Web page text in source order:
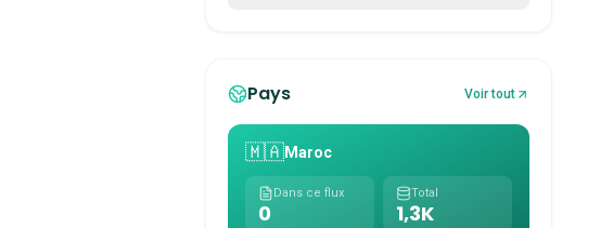
Pays Voir tout
🇲🇦Maroc
Dans ce flux
0
Total
1,3K